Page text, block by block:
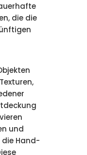
die die
und
Hand-